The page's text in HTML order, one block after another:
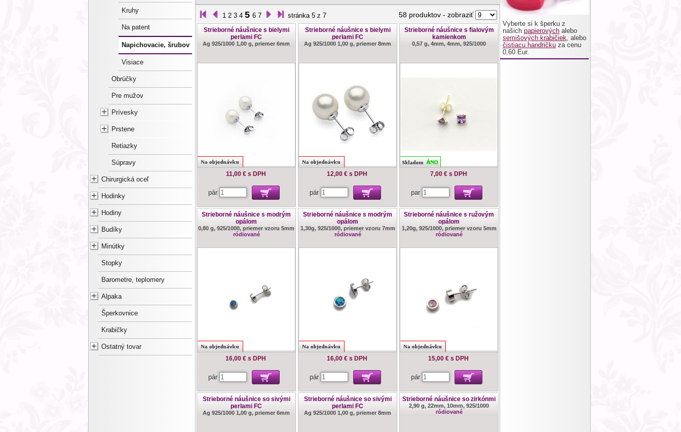
Kruhy
Na patent
Napichovacie, šrubov
Visiace
Obrúčky
Pre mužov
Prívesky
Prstene
Retiazky
Súpravy
Chirurgická oceľ
Hodinky
Hodiny
Budíky
Minútky
Stopky
Barometre, teplomery
Alpaka
Šperkovnice
Krabičky
Ostatný tovar
1 2 3 4 5 6 7 stránka 5 z 7 58 produktov - zobraziť
Strieborné náušnice s bielymi
perlami FC
Ag 925/1000 1,00 g, priemer 6mm
11,00 € s DPH
pár
Strieborné náušnice s bielymi
perlami FC
Ag 925/1000 1,00 g, priemer 8mm
12,00 € s DPH
pár
Strieborné náušnice s fialovým
kamienkom
0,57 g, 4mm, 4mm, 925/1000
7,00 € s DPH
par
Strieborné náušnice s modrým
opálom
0,80 g, 925/1000, priemer vzoru 5mm
ródiované
16,00 € s DPH
pár
Strieborné náušnice s modrým
opálom
1,30g, 925/1000, priemer vzoru 7mm
ródiované
16,00 € s DPH
pár
Strieborné náušnice s ružovým
opálom
1,20g, 925/1000, priemer vzoru 5mm
ródiované
15,00 € s DPH
pár
Strieborné náušnice so sivými
perlami FC
Ag 925/1000 1,00 g, priemer 6mm
Strieborné náušnice so sivými
perlami FC
Ag 925/1000 1,00 g, priemer 8mm
Strieborné náušnice so zirkónmi
2,90 g, 22mm, 10mm, 925/1000
ródiované
Vyberte si k šperku z
našich papierových alebo
semišových krabičiek, alebo
čistiacu handričku za cenu
0,60 Eur.